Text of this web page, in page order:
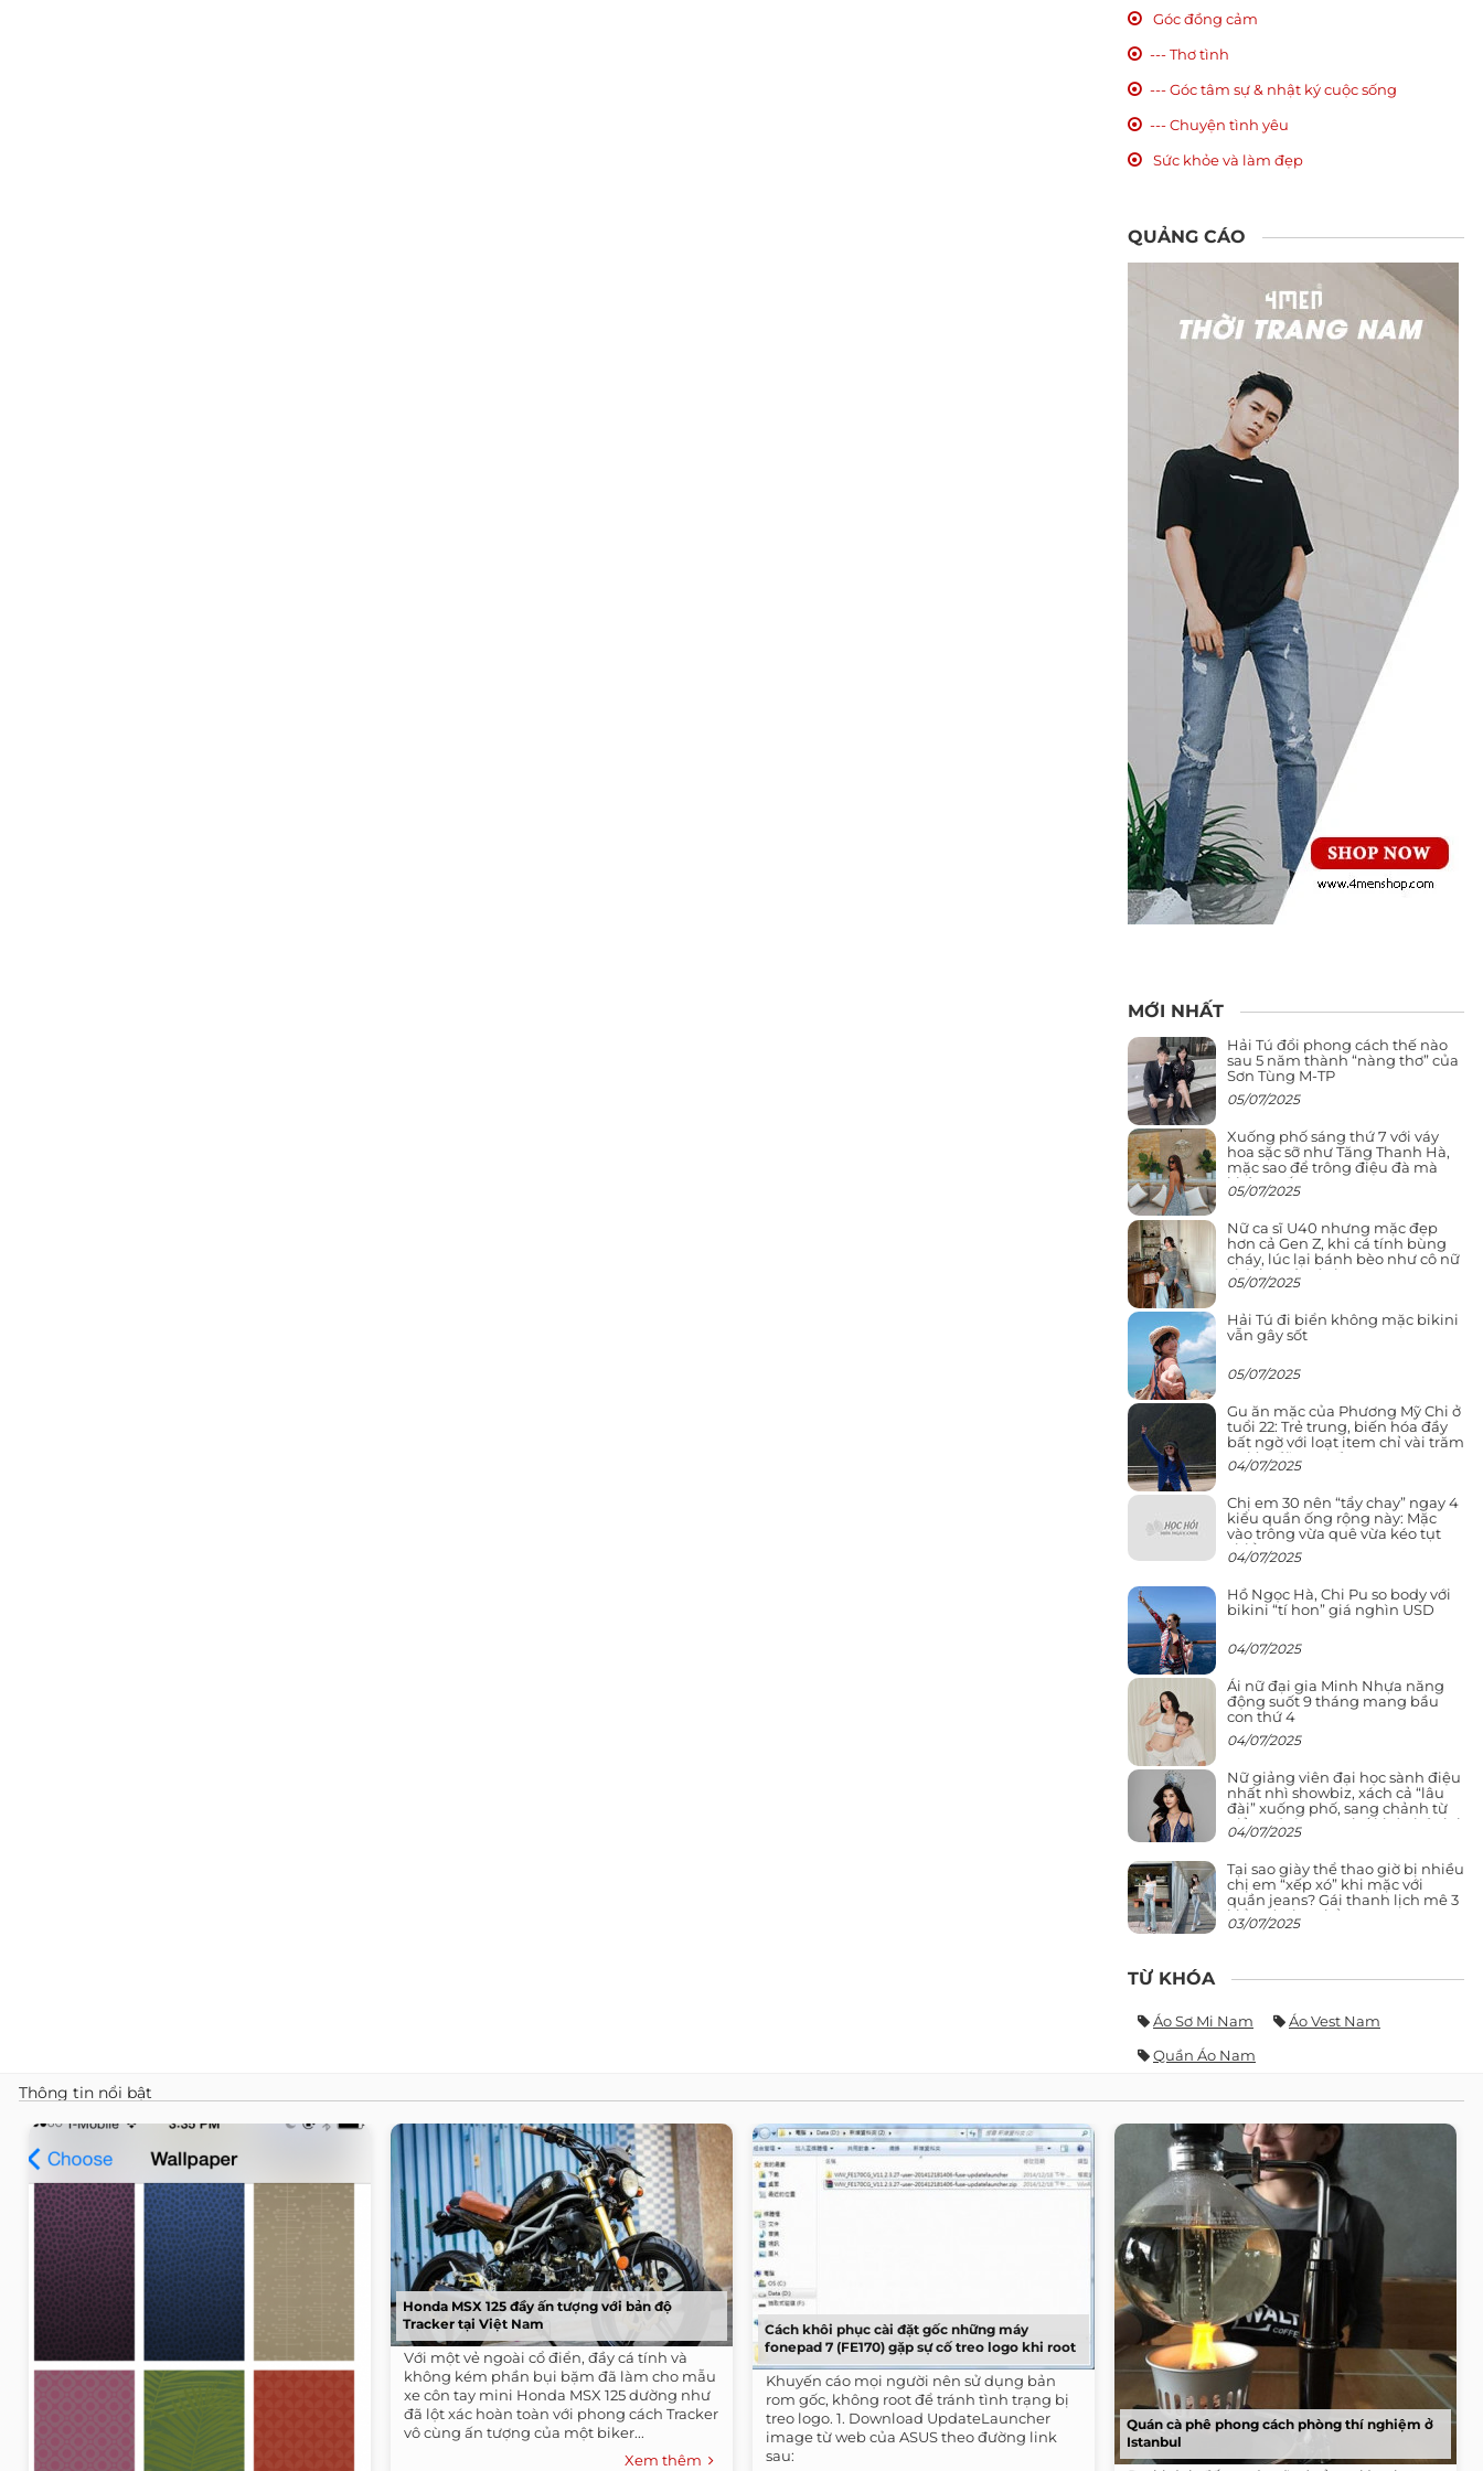
Góc đồng cảm
--- Thơ tình
--- Góc tâm sự & nhật ký cuộc sống
--- Chuyện tình yêu
Sức khỏe và làm đẹp
QUẢNG CÁO
MỚI NHẤT
Hải Tú đổi phong cách thế nào
sau 5 năm thành “nàng thơ” của
Sơn Tùng M-TP
05/07/2025
Xuống phố sáng thứ 7 với váy
hoa sặc sỡ như Tăng Thanh Hà,
mặc sao để trông điệu đà mà
không sến
05/07/2025
Nữ ca sĩ U40 nhưng mặc đẹp
hơn cả Gen Z, khi cá tính bùng
cháy, lúc lại bánh bèo như cô nữ
chính ngôn tình
05/07/2025
Hải Tú đi biển không mặc bikini
vẫn gây sốt
05/07/2025
Gu ăn mặc của Phương Mỹ Chi ở
tuổi 22: Trẻ trung, biến hóa đầy
bất ngờ với loạt item chỉ vài trăm
nghìn đã mua được
04/07/2025
Chị em 30 nên “tẩy chay” ngay 4
kiểu quần ống rộng này: Mặc
vào trông vừa quê vừa kéo tụt
chiều cao
04/07/2025
Hồ Ngọc Hà, Chi Pu so body với
bikini “tí hon” giá nghìn USD
04/07/2025
Ái nữ đại gia Minh Nhựa năng
động suốt 9 tháng mang bầu
con thứ 4
04/07/2025
Nữ giảng viên đại học sành điệu
nhất nhì showbiz, xách cả “lâu
đài” xuống phố, sang chảnh từ
giảng đường ra phố khó ai đọ lại
04/07/2025
Tại sao giày thể thao giờ bị nhiều
chị em “xếp xó” khi mặc với
quần jeans? Gái thanh lịch mê 3
kiểu này hơn hẳn
03/07/2025
TỪ KHÓA
Áo Sơ Mi Nam
Áo Vest Nam
Quần Áo Nam
Thông tin nổi bật
Honda MSX 125 đầy ấn tượng với bản độ
Tracker tại Việt Nam
Với một vẻ ngoài cổ điển, đầy cá tính và
không kém phần bụi bặm đã làm cho mẫu
xe côn tay mini Honda MSX 125 dường như
đã lột xác hoàn toàn với phong cách Tracker
vô cùng ấn tượng của một biker...
Xem thêm
Cách khôi phục cài đặt gốc những máy
fonepad 7 (FE170) gặp sự cố treo logo khi root
Khuyến cáo mọi người nên sử dụng bản
rom gốc, không root để tránh tình trạng bị
treo logo. 1. Download UpdateLauncher
image từ web của ASUS theo đường link
sau:
Quán cà phê phong cách phòng thí nghiệm ở
Istanbul